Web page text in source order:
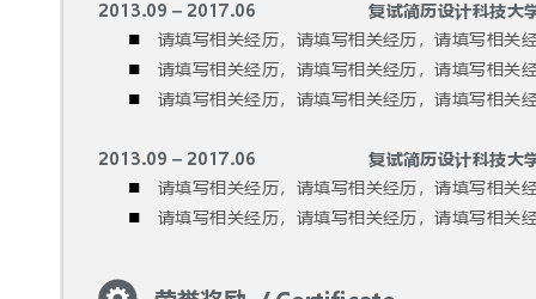
2013.09 – 2017.06
复试简历设计科技大

请填写相关经历，请填写相关经历，请填写相关

请填写相关经历，请填写相关经历，请填写相关

请填写相关经历，请填写相关经历，请填写相关
2013.09 – 2017.06
复试简历设计科技大

请填写相关经历，请填写相关经历，请填写相关

请填写相关经历，请填写相关经历，请填写相关